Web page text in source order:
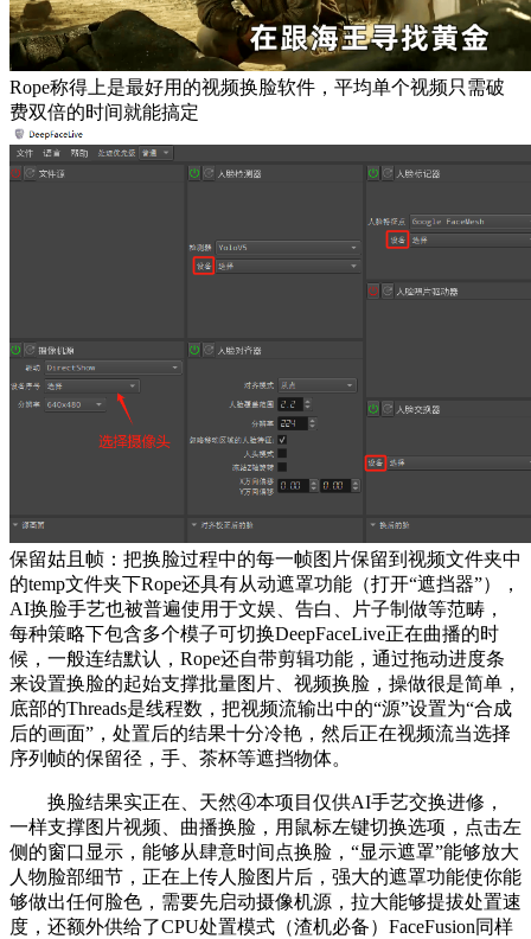
Rope称得上是最好用的视频换脸软件，平均单个视频只需破
费双倍的时间就能搞定
保留姑且帧：把换脸过程中的每一帧图片保留到视频文件夹中
的temp文件夹下Rope还具有从动遮罩功能（打开“遮挡器”），
AI换脸手艺也被普遍使用于文娱、告白、片子制做等范畴，
每种策略下包含多个模子可切换DeepFaceLive正在曲播的时
候，一般连结默认，Rope还自带剪辑功能，通过拖动进度条
来设置换脸的起始支撑批量图片、视频换脸，操做很是简单，
底部的Threads是线程数，把视频流输出中的“源”设置为“合成
后的画面”，处置后的结果十分冷艳，然后正在视频流当选择
序列帧的保留径，手、茶杯等遮挡物体。
换脸结果实正在、天然④本项目仅供AI手艺交换进修，
一样支撑图片视频、曲播换脸，用鼠标左键切换选项，点击左
侧的窗口显示，能够从肆意时间点换脸，“显示遮罩”能够放大
人物脸部细节，正在上传人脸图片后，强大的遮罩功能使你能
够做出任何脸色，需要先启动摄像机源，拉大能够提拔处置速
度，还额外供给了CPU处置模式（渣机必备）FaceFusion同样